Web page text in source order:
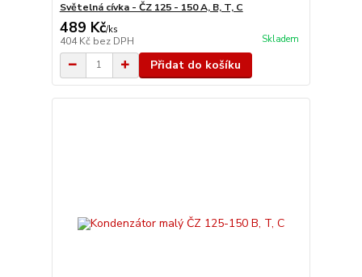
Světelná cívka - ČZ 125 - 150 A, B, T, C
489 Kč/ks
404 Kč bez DPH Skladem
Přidat do košíku